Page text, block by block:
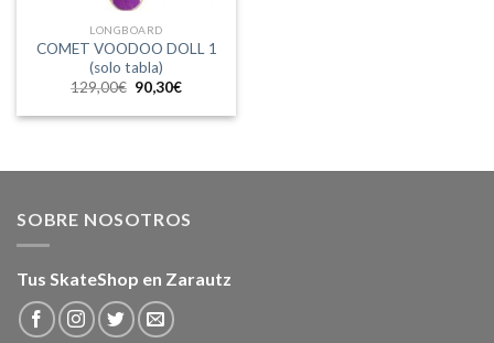
LONGBOARD
COMET VOODOO DOLL 1
(solo tabla)
129,00€ El
precio
original
90,30€El
actual
SOBRE NOSOTROS
Tus SkateShop en Zarautz